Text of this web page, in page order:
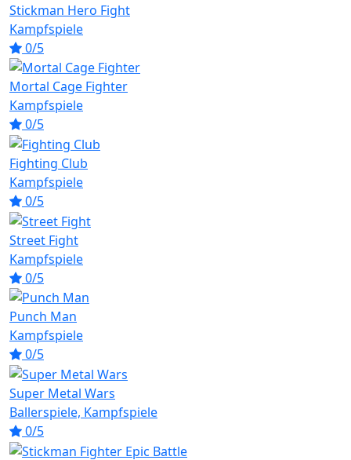
Stickman Hero Fight
Kampfspiele
0/5
Mortal Cage Fighter
Kampfspiele
0/5
Fighting Club
Kampfspiele
0/5
Street Fight
Kampfspiele
0/5
Punch Man
Kampfspiele
0/5
Super Metal Wars
Ballerspiele, Kampfspiele
0/5